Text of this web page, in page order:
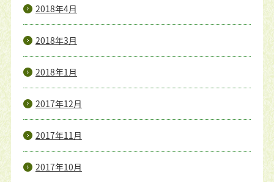
2018年4月
2018年3月
2018年1月
2017年12月
2017年11月
2017年10月